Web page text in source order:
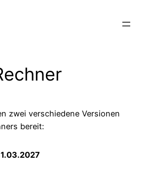
zwei verschiedene Versionen
bereit: